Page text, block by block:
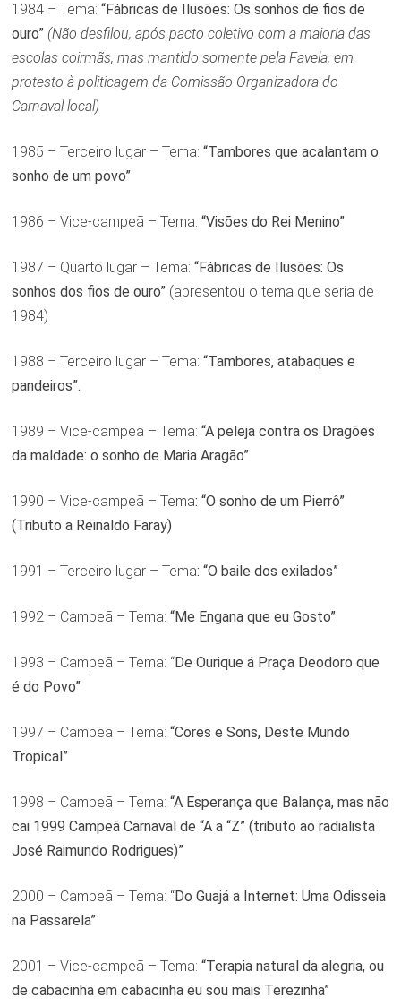
1984 – Tema: “Fábricas de Ilusões: Os sonhos de fios de
ouro” (Não desfilou, após pacto coletivo com a maioria das
escolas coirmãs, mas mantido somente pela Favela, em
protesto à politicagem da Comissão Organizadora do
Carnaval local)
1985 – Terceiro lugar – Tema: “Tambores que acalantam o
sonho de um povo”
1986 – Vice-campeã – Tema: “Visões do Rei Menino”
1987 – Quarto lugar – Tema: “Fábricas de Ilusões: Os
sonhos dos fios de ouro” (apresentou o tema que seria de
1984)
1988 – Terceiro lugar – Tema: “Tambores, atabaques e
pandeiros”.
1989 – Vice-campeã – Tema: “A peleja contra os Dragões
da maldade: o sonho de Maria Aragão”
1990 – Vice-campeã – Tema: “O sonho de um Pierrô”
(Tributo a Reinaldo Faray)
1991 – Terceiro lugar – Tema: “O baile dos exilados”
1992 – Campeã – Tema: “Me Engana que eu Gosto”
1993 – Campeã – Tema: “De Ourique á Praça Deodoro que
é do Povo”
1997 – Campeã – Tema: “Cores e Sons, Deste Mundo
Tropical”
1998 – Campeã – Tema: “A Esperança que Balança, mas não
cai 1999 Campeã Carnaval de “A a “Z” (tributo ao radialista
José Raimundo Rodrigues)”
2000 – Campeã – Tema: “Do Guajá a Internet: Uma Odisseia
na Passarela”
2001 – Vice-campeã – Tema: “Terapia natural da alegria, ou
de cabacinha em cabacinha eu sou mais Terezinha”